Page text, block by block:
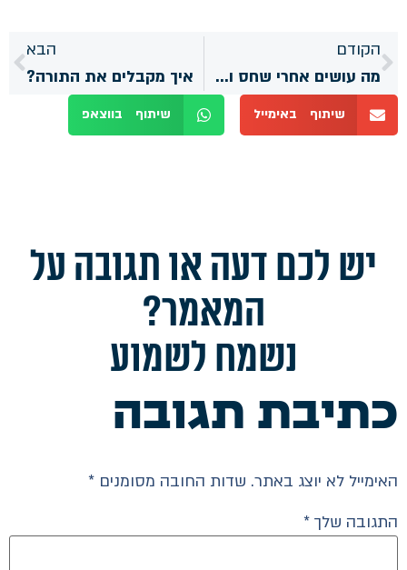
הקודם
מה עושים אחרי שחס ושלום נכשלים בעבירה?
הבא
איך מקבלים את התורה?
שיתוף באימייל שיתוף בווצאפ
יש לכם דעה או תגובה על
המאמר?
נשמח לשמוע
כתיבת תגובה
האימייל לא יוצג באתר. שדות החובה מסומנים *
התגובה שלך *